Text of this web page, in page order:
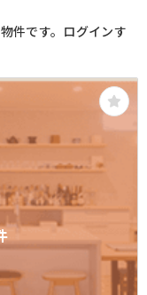
件です。ログインす